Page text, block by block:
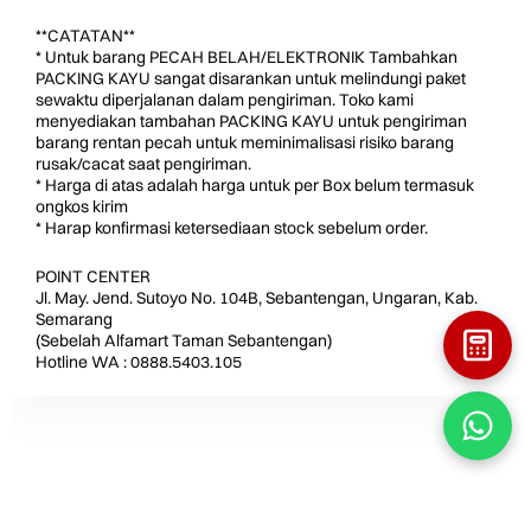
**CATATAN**
* Untuk barang PECAH BELAH/ELEKTRONIK Tambahkan
PACKING KAYU sangat disarankan untuk melindungi paket
sewaktu diperjalanan dalam pengiriman. Toko kami
menyediakan tambahan PACKING KAYU untuk pengiriman
barang rentan pecah untuk meminimalisasi risiko barang
rusak/cacat saat pengiriman.
* Harga di atas adalah harga untuk per Box belum termasuk
ongkos kirim
* Harap konfirmasi ketersediaan stock sebelum order.
POINT CENTER
Jl. May. Jend. Sutoyo No. 104B, Sebantengan, Ungaran, Kab.
Semarang
(Sebelah Alfamart Taman Sebantengan)
Hotline WA : 0888.5403.105